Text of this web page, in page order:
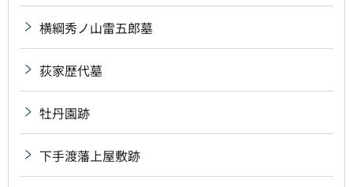
横綱秀ノ山雷五郎墓
荻家歴代墓
牡丹園跡
下手渡藩上屋敷跡